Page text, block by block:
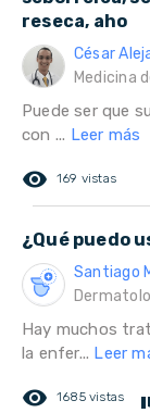
reseca, aho
César
Medicina
Puede ser que
con ... Leer más
remove_red_eye 169 vistas
¿Qué puedo
Santiago
Hay muchos
la enfer... Leer
remove_red_eye 1685 vistas